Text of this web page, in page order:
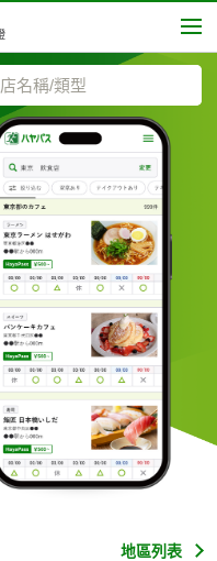
地區列表